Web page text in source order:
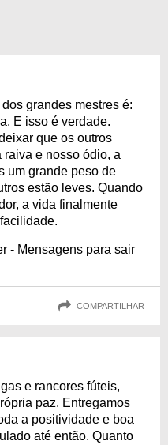
grandes mestres é:
E isso é verdade.
que os outros
e nosso ódio, a
um grande peso de
estão leves. Quando
a vida finalmente
- Mensagens para sair
COMPARTILHAR
e rancores fúteis,
paz. Entregamos
a positividade e boa
até então. Quanto